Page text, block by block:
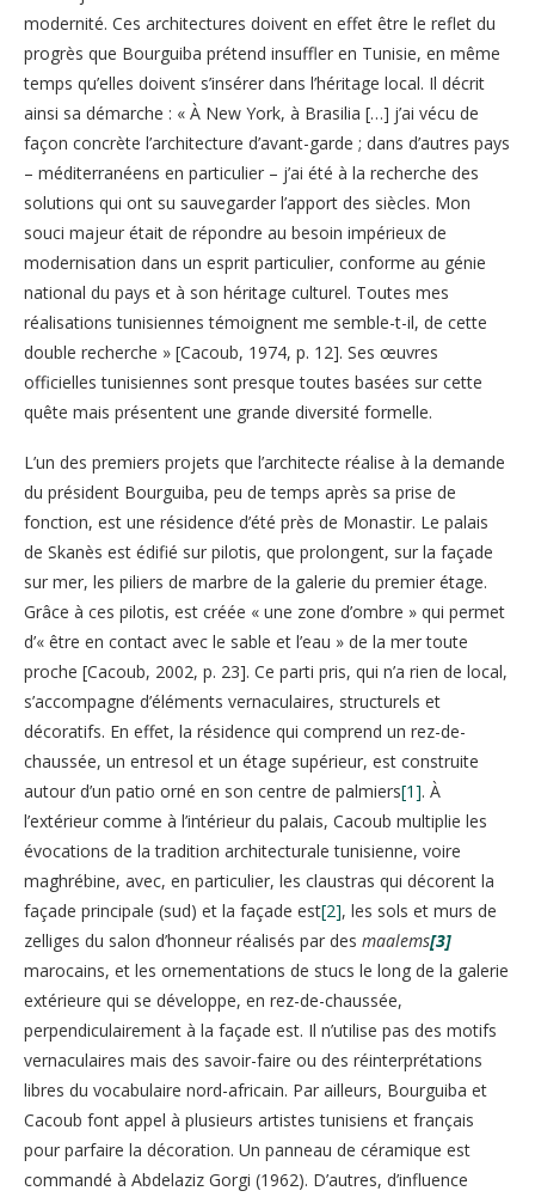
modernité. Ces architectures doivent en effet être le reflet du
progrès que Bourguiba prétend insuffler en Tunisie, en même
temps qu’elles doivent s’insérer dans l’héritage local. Il décrit
ainsi sa démarche : « À New York, à Brasilia […] j’ai vécu de
façon concrète l’architecture d’avant-garde ; dans d’autres pays
– méditerranéens en particulier – j’ai été à la recherche des
solutions qui ont su sauvegarder l’apport des siècles. Mon
souci majeur était de répondre au besoin impérieux de
modernisation dans un esprit particulier, conforme au génie
national du pays et à son héritage culturel. Toutes mes
réalisations tunisiennes témoignent me semble-t-il, de cette
double recherche » [Cacoub, 1974, p. 12]. Ses œuvres
officielles tunisiennes sont presque toutes basées sur cette
quête mais présentent une grande diversité formelle.
L’un des premiers projets que l’architecte réalise à la demande
du président Bourguiba, peu de temps après sa prise de
fonction, est une résidence d’été près de Monastir. Le palais
de Skanès est édifié sur pilotis, que prolongent, sur la façade
sur mer, les piliers de marbre de la galerie du premier étage.
Grâce à ces pilotis, est créée « une zone d’ombre » qui permet
d’« être en contact avec le sable et l’eau » de la mer toute
proche [Cacoub, 2002, p. 23]. Ce parti pris, qui n’a rien de local,
s’accompagne d’éléments vernaculaires, structurels et
décoratifs. En effet, la résidence qui comprend un rez-de-
chaussée, un entresol et un étage supérieur, est construite
autour d’un patio orné en son centre de palmiers[1]. À
l’extérieur comme à l’intérieur du palais, Cacoub multiplie les
évocations de la tradition architecturale tunisienne, voire
maghrébine, avec, en particulier, les claustras qui décorent la
façade principale (sud) et la façade est[2], les sols et murs de
zelliges du salon d’honneur réalisés par des maalems[3]
marocains, et les ornementations de stucs le long de la galerie
extérieure qui se développe, en rez-de-chaussée,
perpendiculairement à la façade est. Il n’utilise pas des motifs
vernaculaires mais des savoir-faire ou des réinterprétations
libres du vocabulaire nord-africain. Par ailleurs, Bourguiba et
Cacoub font appel à plusieurs artistes tunisiens et français
pour parfaire la décoration. Un panneau de céramique est
commandé à Abdelaziz Gorgi (1962). D’autres, d’influence